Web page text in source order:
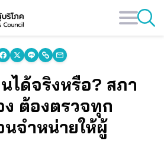
ได้จริงหรือ? สภา
ต้องตรวจทุก
จำหน่ายให้ผู้